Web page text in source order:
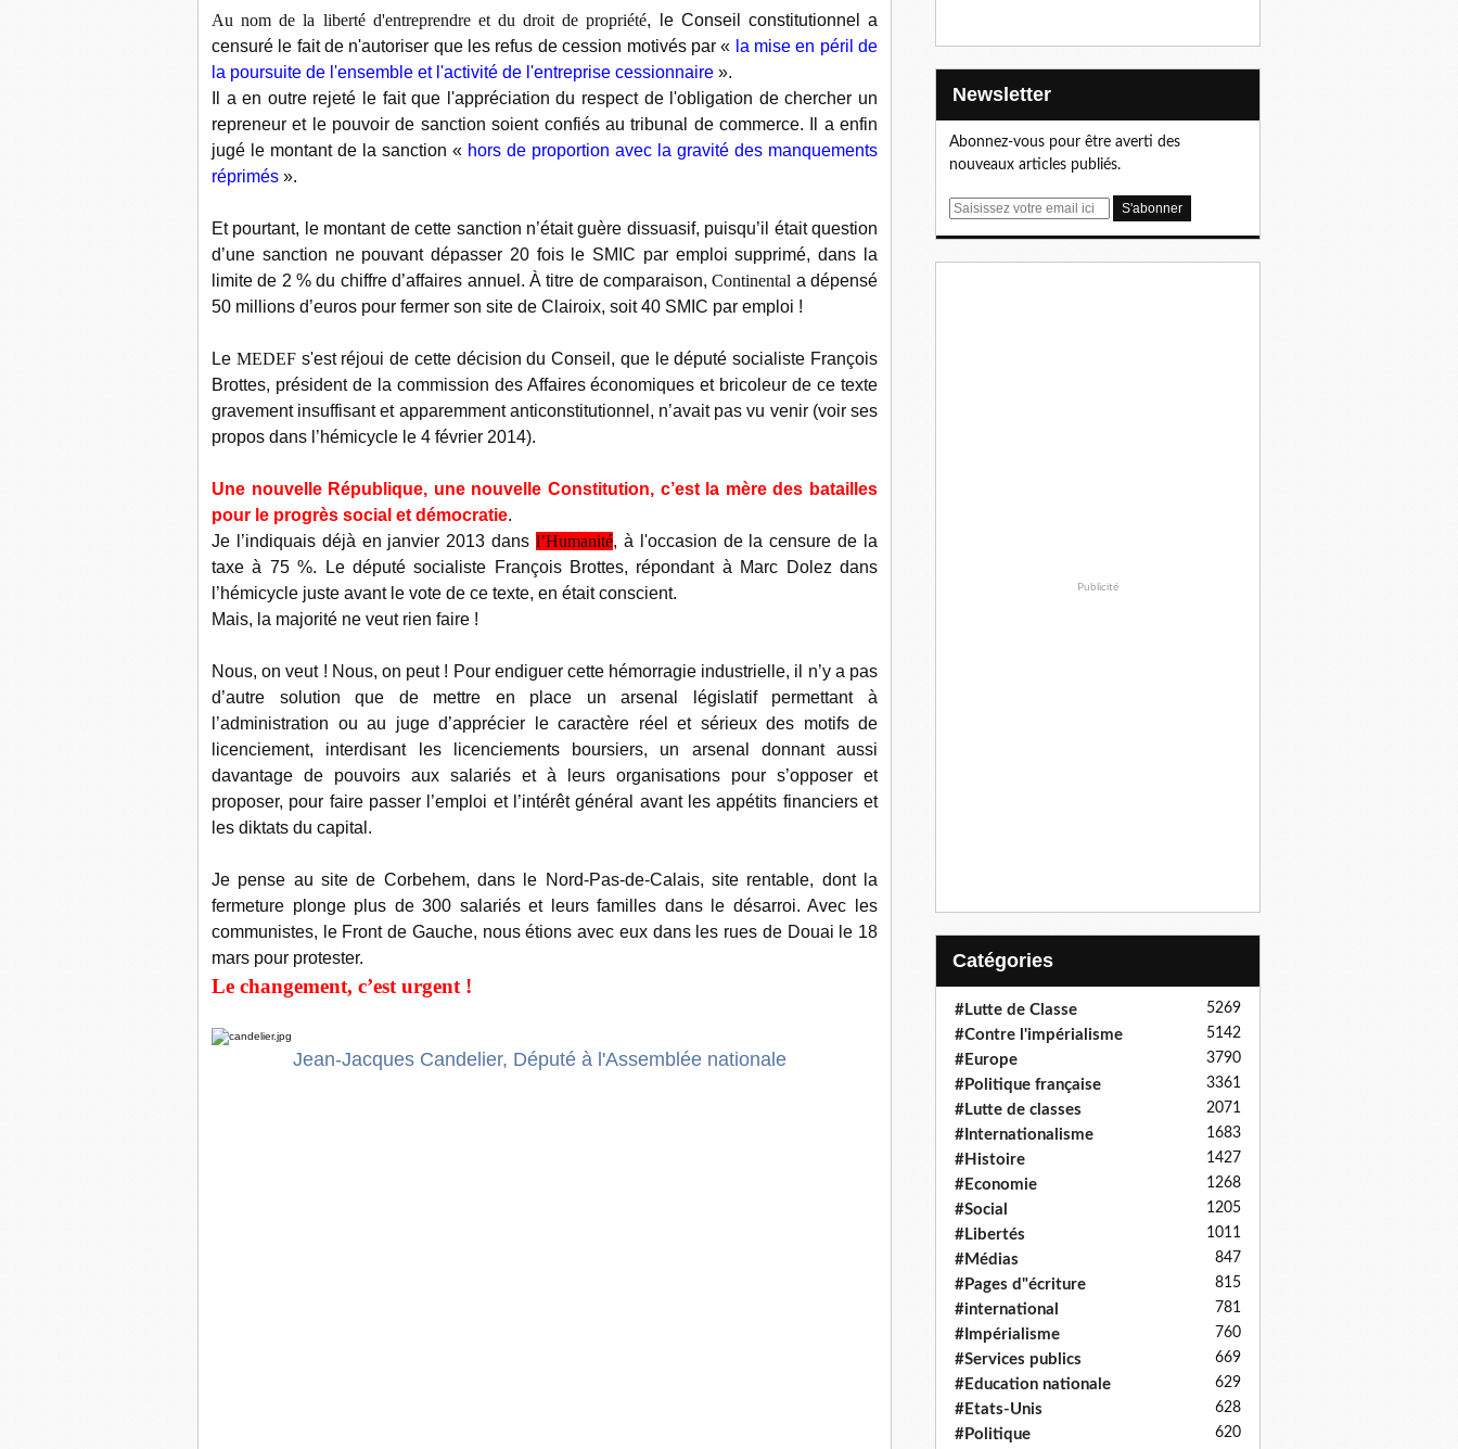
Au nom de la liberté d'entreprendre et du droit de propriété, le Conseil constitutionnel a
censuré le fait de n'autoriser que les refus de cession motivés par « la mise en péril de
la poursuite de l'ensemble et l'activité de l'entreprise cessionnaire ».
Il a en outre rejeté le fait que l'appréciation du respect de l'obligation de chercher un
repreneur et le pouvoir de sanction soient confiés au tribunal de commerce. Il a enfin
jugé le montant de la sanction « hors de proportion avec la gravité des manquements
réprimés ».
Et pourtant, le montant de cette sanction n’était guère dissuasif, puisqu’il était question
d’une sanction ne pouvant dépasser 20 fois le SMIC par emploi supprimé, dans la
limite de 2 % du chiffre d’affaires annuel. À titre de comparaison,Continental a dépensé
50 millions d’euros pour fermer son site de Clairoix, soit 40 SMIC par emploi !
Le MEDEFs'est réjoui de cette décision du Conseil, que le député socialiste François
Brottes, président de la commission des Affaires économiques et bricoleur de ce texte
gravement insuffisant et apparemment anticonstitutionnel, n’avait pas vu venir (voir ses
propos dans l’hémicycle le 4 février 2014).
Une nouvelle République, une nouvelle Constitution, c’est la mère des batailles
pour le progrès social et démocratie.
Je l’indiquais déjà en janvier 2013 dans l’Humanité, à l'occasion de la censure de la
taxe à 75 %. Le député socialiste François Brottes, répondant à Marc Dolez dans
l’hémicycle juste avant le vote de ce texte, en était conscient.
Mais, la majorité ne veut rien faire !
Nous, on veut ! Nous, on peut ! Pour endiguer cette hémorragie industrielle, il n’y a pas
d’autre solution que de mettre en place un arsenal législatif permettant à
l’administration ou au juge d’apprécier le caractère réel et sérieux des motifs de
licenciement, interdisant les licenciements boursiers, un arsenal donnant aussi
davantage de pouvoirs aux salariés et à leurs organisations pour s’opposer et
proposer, pour faire passer l’emploi et l’intérêt général avant les appétits financiers et
les diktats du capital.
Je pense au site de Corbehem, dans le Nord-Pas-de-Calais, site rentable, dont la
fermeture plonge plus de 300 salariés et leurs familles dans le désarroi. Avec les
communistes, le Front de Gauche, nous étions avec eux dans les rues de Douai le 18
mars pour protester.
Le changement, c’est urgent !
Jean-Jacques Candelier, Député à l'Assemblée nationale
Newsletter
Abonnez-vous pour être averti des
nouveaux articles publiés.
E
Publicité
Catégories
#Lutte de Classe 5269
#Contre l'impérialisme 5142
#Europe 3790
#Politique française 3361
#Lutte de classes 2071
#Internationalisme 1683
#Histoire 1427
#Economie 1268
#Social 1205
#Libertés 1011
#Médias 847
#Pages d"écriture 815
#international 781
#Impérialisme 760
#Services publics 669
#Education nationale 629
#Etats-Unis 628
#Politique 620